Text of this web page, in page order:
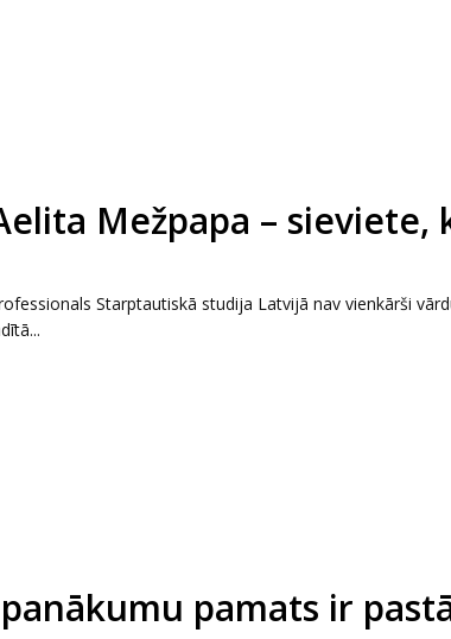
Mežpapa –
Starptautiskā studija Latvijā nav vienkārši
pamats ir